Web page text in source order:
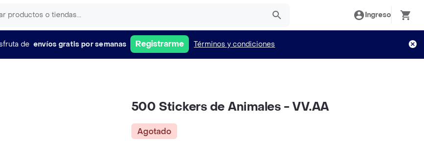
Ingreso
de envíos gratis por semanas Registrarme Términos y condiciones
500 Stickers de Animales - VV.AA
Agotado